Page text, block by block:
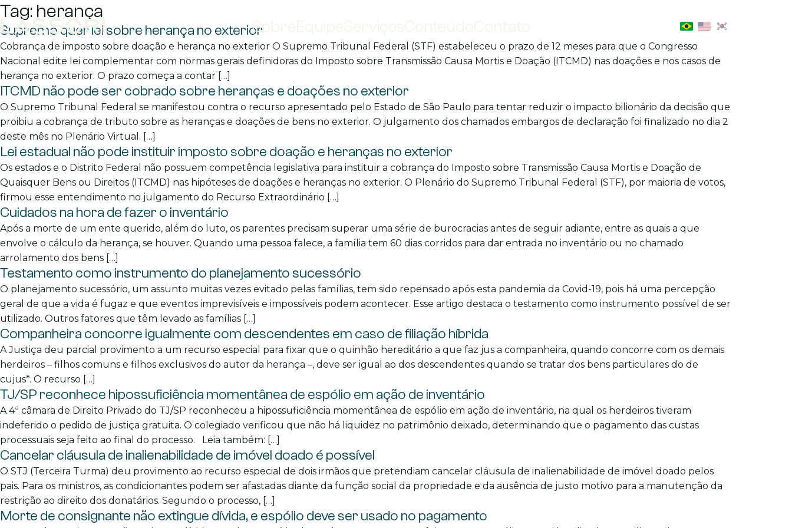
Sobre
Tag: herança
Supremo quer lei sobre herança no exterior
Cobrança de imposto sobre doação e herança no exterior O Supremo Tribunal Federal (STF) estabeleceu o prazo de 12 meses para que o Congresso
Nacional edite lei complementar com normas gerais definidoras do Imposto sobre Transmissão Causa Mortis e Doação (ITCMD) nas doações e nos casos de
herança no exterior. O prazo começa a contar […]
ITCMD não pode ser cobrado sobre heranças e doações no exterior
O Supremo Tribunal Federal se manifestou contra o recurso apresentado pelo Estado de São Paulo para tentar reduzir o impacto bilionário da decisão que
proibiu a cobrança de tributo sobre as heranças e doações de bens no exterior. O julgamento dos chamados embargos de declaração foi finalizado no dia 2
deste mês no Plenário Virtual. […]
Lei estadual não pode instituir imposto sobre doação e heranças no exterior
Os estados e o Distrito Federal não possuem competência legislativa para instituir a cobrança do Imposto sobre Transmissão Causa Mortis e Doação de
Quaisquer Bens ou Direitos (ITCMD) nas hipóteses de doações e heranças no exterior. O Plenário do Supremo Tribunal Federal (STF), por maioria de votos,
firmou esse entendimento no julgamento do Recurso Extraordinário […]
Cuidados na hora de fazer o inventário
Após a morte de um ente querido, além do luto, os parentes precisam superar uma série de burocracias antes de seguir adiante, entre as quais a que
envolve o cálculo da herança, se houver. Quando uma pessoa falece, a família tem 60 dias corridos para dar entrada no inventário ou no chamado
arrolamento dos bens […]
Testamento como instrumento do planejamento sucessório
O planejamento sucessório, um assunto muitas vezes evitado pelas famílias, tem sido repensado após esta pandemia da Covid-19, pois há uma percepção
geral de que a vida é fugaz e que eventos imprevisíveis e impossíveis podem acontecer. Esse artigo destaca o testamento como instrumento possível de ser
utilizado. Outros fatores que têm levado as famílias […]
Companheira concorre igualmente com descendentes em caso de filiação híbrida
A Justiça deu parcial provimento a um recurso especial para fixar que o quinhão hereditário a que faz jus a companheira, quando concorre com os demais
herdeiros – filhos comuns e filhos exclusivos do autor da herança –, deve ser igual ao dos descendentes quando se tratar dos bens particulares do de
cujus*. O recurso […]
TJ/SP reconhece hipossuficiência momentânea de espólio em ação de inventário
A 4ª câmara de Direito Privado do TJ/SP reconheceu a hipossuficiência momentânea de espólio em ação de inventário, na qual os herdeiros tiveram
indeferido o pedido de justiça gratuita. O colegiado verificou que não há liquidez no patrimônio deixado, determinando que o pagamento das custas
processuais seja feito ao final do processo. Leia também: […]
Cancelar cláusula de inalienabilidade de imóvel doado é possível
O STJ (Terceira Turma) deu provimento ao recurso especial de dois irmãos que pretendiam cancelar cláusula de inalienabilidade de imóvel doado pelos
pais. Para os ministros, as condicionantes podem ser afastadas diante da função social da propriedade e da ausência de justo motivo para a manutenção da
restrição ao direito dos donatários. Segundo o processo, […]
Morte de consignante não extingue dívida, e espólio deve ser usado no pagamento